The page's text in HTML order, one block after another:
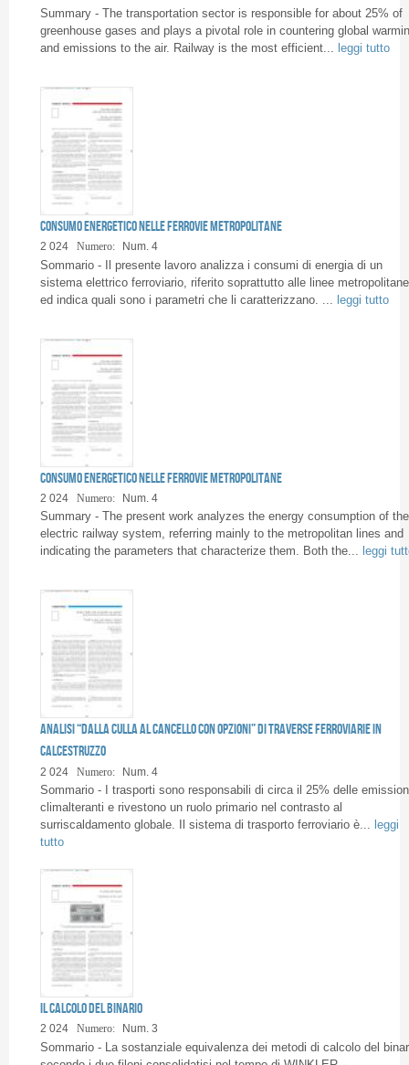
Summary - The transportation sector is responsible for about 25% of
greenhouse gases and plays a pivotal role in countering global
and emissions to the air. Railway is the most efficient...
leggi tutto
Consumo energetico nelle ferrovie metropolitane
2 024 Numero: Num. 4
Sommario - Il presente lavoro analizza i consumi di energia di un
sistema elettrico ferroviario, riferito soprattutto alle linee metropolitane
ed indica quali sono i parametri che li caratterizzano. ... leggi tutto
Consumo energetico nelle ferrovie metropolitane
2 024 Numero: Num. 4
Summary - The present work analyzes the energy consumption of the
electric railway system, referring mainly to the metropolitan lines and
indicating the parameters that characterize them. Both the... leggi
Analisi “dalla culla al cancello con opzioni” di traverse ferroviarie in
calcestruzzo
2 024 Numero: Num. 4
Sommario - I trasporti sono responsabili di circa il 25% delle
climalteranti e rivestono un ruolo primario nel contrasto al
surriscaldamento globale. Il sistema di trasporto ferroviario è...
leggi
tutto
Il calcolo del binario
2 024 Numero: Num. 3
Sommario - La sostanziale equivalenza dei metodi di calcolo del